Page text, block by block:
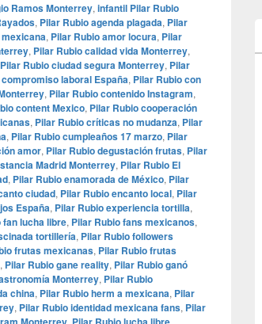
Ramos Monterrey, infantil Pilar Rubio
, Pilar Rubio agenda plagada, Pilar
, Pilar Rubio amor locura, Pilar
, Pilar Rubio calidad vida Monterrey,
Pilar Rubio ciudad segura Monterrey, Pilar
laboral España, Pilar Rubio con
, Pilar Rubio contenido Instagram,
content Mexico, Pilar Rubio cooperación
, Pilar Rubio críticas no mudanza, Pilar
, Pilar Rubio cumpleaños 17 marzo, Pilar
amor, Pilar Rubio degustación frutas, Pilar
Madrid Monterrey, Pilar Rubio El
, Pilar Rubio enamorada de México, Pilar
ciudad, Pilar Rubio encanto local, Pilar
España, Pilar Rubio experiencia tortilla,
fan lucha libre, Pilar Rubio fans mexicanos,
tortillería, Pilar Rubio followers
frutas mexicanas, Pilar Rubio frutas
, Pilar Rubio gane reality, Pilar Rubio ganó
Monterrey, Pilar Rubio
china, Pilar Rubio herm a mexicana, Pilar
, Pilar Rubio identidad mexicana fans, Pilar
,